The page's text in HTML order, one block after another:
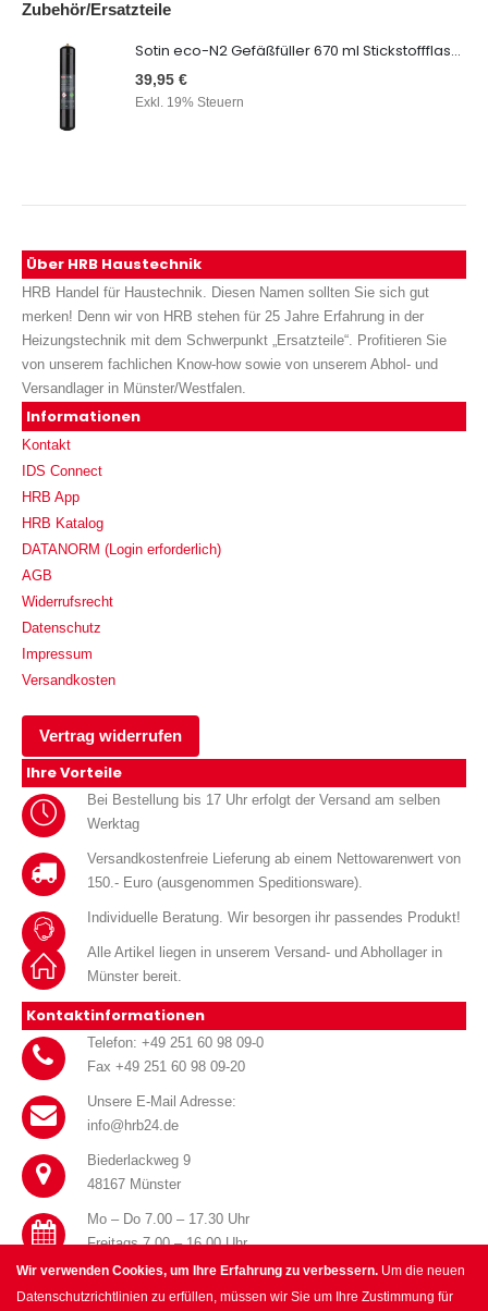
Wir verwenden Cookies, um Ihre Erfahrung zu verbessern. Um die neuen
Datenschutzrichtlinien zu erfüllen, müssen wir Sie um Ihre Zustimmung für
Zubehör/Ersatzteile
Sotin eco-N2 Gefäßfüller 670 ml Stickstoffflasche
39,95 €
Exkl. 19% Steuern
Über HRB Haustechnik
HRB Handel für Haustechnik. Diesen Namen sollten Sie sich gut
merken! Denn wir von HRB stehen für 25 Jahre Erfahrung in der
Heizungstechnik mit dem Schwerpunkt „Ersatzteile“. Profitieren Sie
von unserem fachlichen Know-how sowie von unserem Abhol- und
Versandlager in Münster/Westfalen.
Informationen
Kontakt
IDS Connect
HRB App
HRB Katalog
DATANORM (Login erforderlich)
AGB
Widerrufsrecht
Datenschutz
Impressum
Versandkosten
Vertrag widerrufen
Ihre Vorteile
Bei Bestellung bis 17 Uhr erfolgt der Versand am selben
Werktag
Versandkostenfreie Lieferung ab einem Nettowarenwert von
150.- Euro (ausgenommen Speditionsware).
Individuelle Beratung. Wir besorgen ihr passendes Produkt!
Alle Artikel liegen in unserem Versand- und Abhollager in
Münster bereit.
Kontaktinformationen
Telefon: +49 251 60 98 09-0
Fax +49 251 60 98 09-20
Unsere E-Mail Adresse:
info@hrb24.de
Biederlackweg 9
48167 Münster
Mo – Do 7.00 – 17.30 Uhr
Freitags 7.00 – 16.00 Uhr